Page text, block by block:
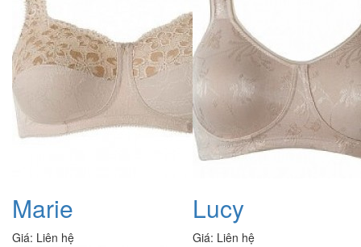
Marie
Giá: Liên hệ
Lucy
Giá: Liên hệ